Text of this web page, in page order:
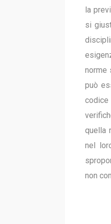
la
si
norme
può
codice
quella
nel
non